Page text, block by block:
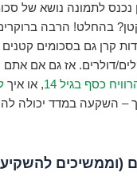
נכנס לתמונה נושא של
בהחלט! הרבה
קרן גם בסכומים
דולרים. אז גם אם
כסף בגיל 14 , או איך
– השקעה במדד יכולה